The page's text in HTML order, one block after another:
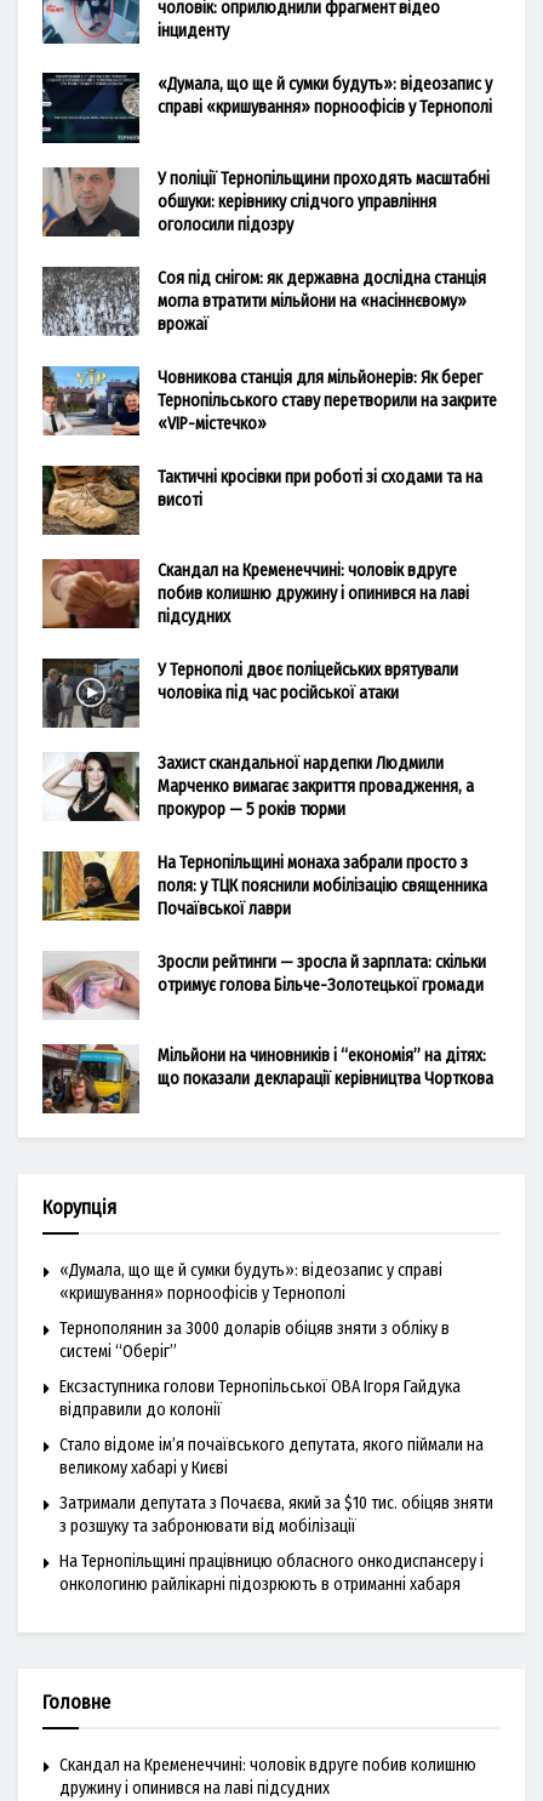
чоловік: оприлюднили фрагмент відео
інциденту
«Думала, що ще й сумки будуть»: відеозапис у
справі «кришування» порноофісів у Тернополі
У поліції Тернопільщини проходять масштабні
обшуки: керівнику слідчого управління
оголосили підозру
Соя під снігом: як державна дослідна станція
могла втратити мільйони на «насіннєвому»
врожаї
Човникова станція для мільйонерів: Як берег
Тернопільського ставу перетворили на закрите
«VIP-містечко»
Тактичні кросівки при роботі зі сходами та на
висоті
Скандал на Кременеччині: чоловік вдруге
побив колишню дружину і опинився на лаві
підсудних
У Тернополі двоє поліцейських врятували
чоловіка під час російської атаки
Захист скандальної нардепки Людмили
Марченко вимагає закриття провадження, а
прокурор — 5 років тюрми
На Тернопільщині монаха забрали просто з
поля: у ТЦК пояснили мобілізацію священника
Почаївської лаври
Зросли рейтинги — зросла й зарплата: скільки
отримує голова Більче-Золотецької громади
Мільйони на чиновників і “економія” на дітях:
що показали декларації керівництва Чорткова
Корупція
«Думала, що ще й сумки будуть»: відеозапис у справі
«кришування» порноофісів у Тернополі
Тернополянин за 3000 доларів обіцяв зняти з обліку в
системі “Оберіг”
Ексзаступника голови Тернопільської ОВА Ігоря Гайдука
відправили до колонії
Стало відоме ім’я почаївського депутата, якого піймали на
великому хабарі у Києві
Затримали депутата з Почаєва, який за $10 тис. обіцяв зняти
з розшуку та забронювати від мобілізації
На Тернопільщині працівницю обласного онкодиспансеру і
онкологиню райлікарні підозрюють в отриманні хабаря
Головне
Скандал на Кременеччині: чоловік вдруге побив колишню
дружину і опинився на лаві підсудних